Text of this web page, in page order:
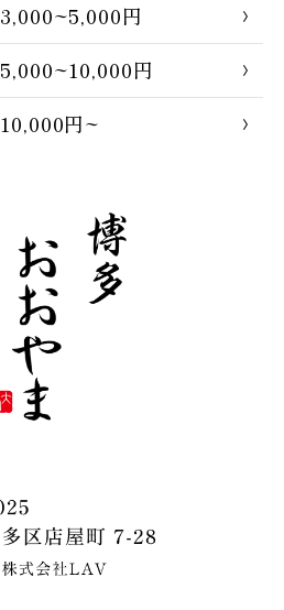
3,000~5,000円
5,000~10,000円
10,000円~